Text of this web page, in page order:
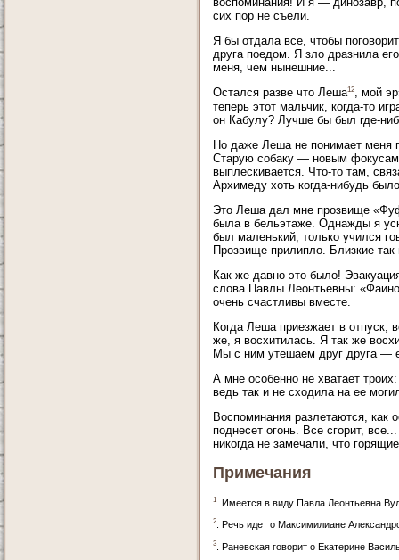
сих пор не съели.
Я бы отдала все, чтобы
друга поедом. Я зло дразнила
меня, чем нынешние...
Остался разве что Леша12, мой
теперь этот мальчик, когда-то
он Кабулу? Лучше бы был где-
Но даже Леша не понимает меня
Старую собаку — новым фокусам.
выплескивается. Что-то там,
Архимеду хоть когда-нибудь
Это Леша дал мне прозвище
была в бельэтаже. Однажды я
был маленький, только учился
Прозвище прилипло. Близкие
Как же давно это было!
слова Павлы Леонтьевны:
очень счастливы вместе.
Когда Леша приезжает в отпуск,
же, я восхитилась. Я так же
Мы с ним утешаем друг друга —
А мне особенно не хватает
ведь так и не сходила на ее
Воспоминания разлетаются, как
поднесет огонь. Все сгорит,
никогда не замечали, что
Примечания
1 . Имеется в виду Павла Леонтьевна
2 . Речь идет о Максимилиане
3 . Раневская говорит о Екатерине